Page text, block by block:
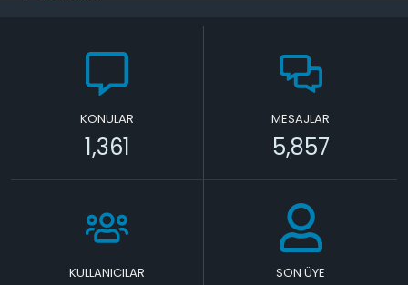
KONULAR
1,361
MESAJLAR
5,857
KULLANICILAR SON ÜYE